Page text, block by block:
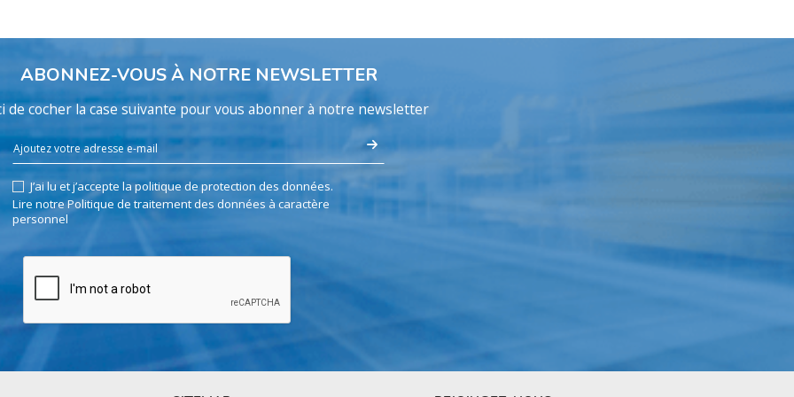
ABONNEZ-VOUS À NOTRE NEWSLETTER
de cocher la case suivante pour vous abonner à notre newsletter
J’ai lu et j’accepte la politique de protection des données.
Lire notre Politique de traitement des données à caractère
personnel